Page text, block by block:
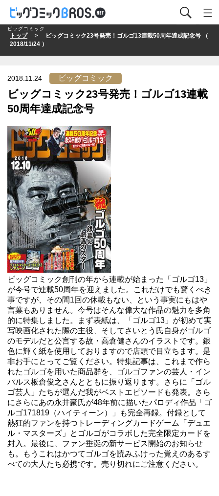
トップ> ビッグコミック23号発売！ゴルゴ13連載50周年達成記念号 （
2018/11/24 ）
ビッグコミック
2018.11.24
ビッグコミック23号発売！ゴルゴ13連載
50周年達成記念号
ビッグコミック
ビッグコミック創刊の年から連載が始まった「ゴルゴ13」
が今号で連載50周年を迎えました。これだけでも驚くべき
事ですが、その間1回の休載もない、という事実にもはや
言葉もありません。今号はそんな偉大な作品の魅力を多角
的に特集しました。まず表紙は、「ゴルゴ13」が初めて実
写映画化された際の主役、そしてさいとう氏自身がゴルゴ
のモデルだと公言する故・高倉健さんのイラストです。銀
色に輝く紙を使用しておりますので店頭で目立ちます。是
非お手にとってご覧ください。特集記事は、これまで作ら
れたゴルゴを用いた商品群を、ゴルゴファンの芸人・イン
パルス板倉俊之さんとともに振り返ります。さらに「ゴル
ゴ芸人」たちが選んだ我がベストエピソードも発表。さら
にさらにあの永井豪氏が48年前に描いたパロディ作品「ゴ
ルゴ171819（ハイティーン）」も完全再録。付録として
熱狂的ファンを持つトレーディングカードゲーム「デュエ
ル・マスターズ」とゴルゴがコラボした完全限定カードを
封入。最後に、ファン垂涎の新サービス開始のお知らせ
も。もうこれはかつてゴルゴを読みふけった覚えのあるす
べての大人たち必携です。売り切れにご注意ください。